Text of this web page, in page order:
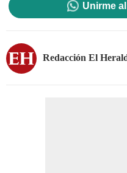
Unirme
Redacción El